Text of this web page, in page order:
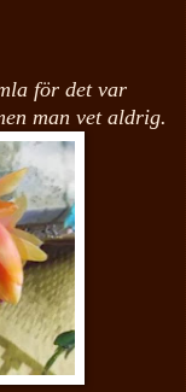
för det var
man vet aldrig.